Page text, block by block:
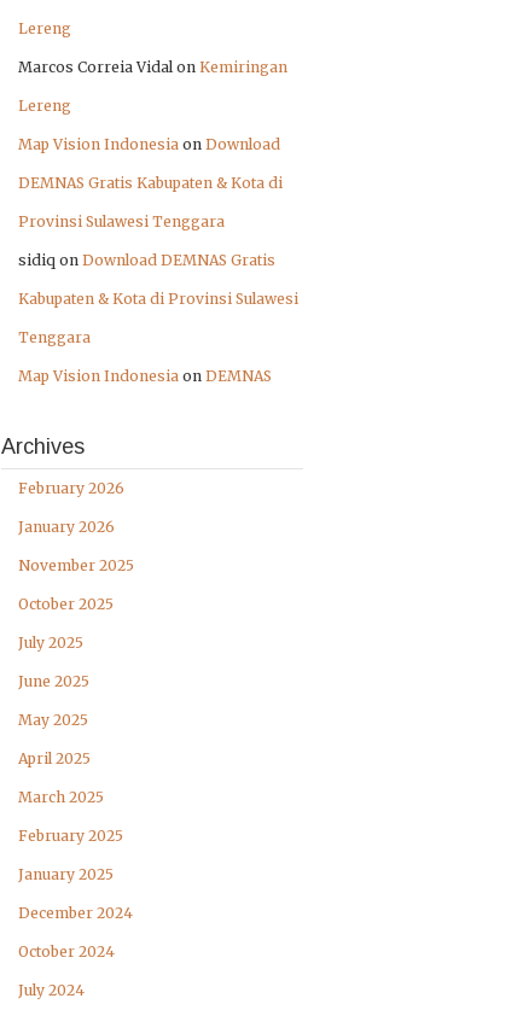
Lereng
Marcos Correia Vidal on Kemiringan
Lereng
Map Vision Indonesia on Download
DEMNAS Gratis Kabupaten & Kota di
Provinsi Sulawesi Tenggara
sidiq on Download DEMNAS Gratis
Kabupaten & Kota di Provinsi Sulawesi
Tenggara
Map Vision Indonesia on DEMNAS
Archives
February 2026
January 2026
November 2025
October 2025
July 2025
June 2025
May 2025
April 2025
March 2025
February 2025
January 2025
December 2024
October 2024
July 2024